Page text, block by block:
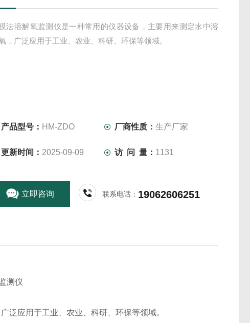
法溶解氧监测仪是一种常用的仪器设备，主要用来测定水中溶
，广泛应用于工业、农业、科研、环保等领域。
产品型号： HM-ZDO 厂商性质：生产厂家
更新时间： 2025-09-09 访 问 量： 1131
立即咨询 联系电话： 19062606251
测仪
泛应用于工业、农业、科研、环保等领域。